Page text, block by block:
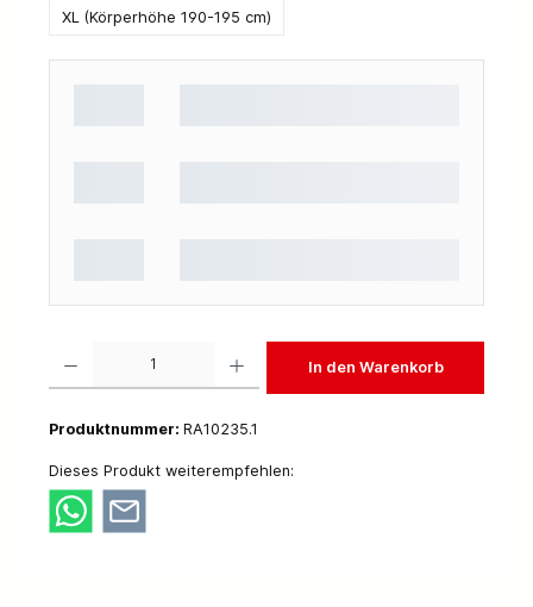
XL (Körperhöhe 190-195 cm)
In den Warenkorb
Produktnummer: RA10235.1
Dieses Produkt weiterempfehlen: